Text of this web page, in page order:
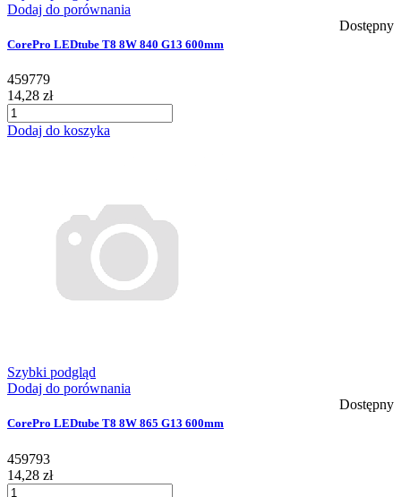
Dodaj do porównania
Dostępny
CorePro LEDtube T8 8W 840 G13 600mm
459779
14,28 zł
Dodaj do koszyka
Szybki podgląd
Dodaj do porównania
Dostępny
CorePro LEDtube T8 8W 865 G13 600mm
459793
14,28 zł